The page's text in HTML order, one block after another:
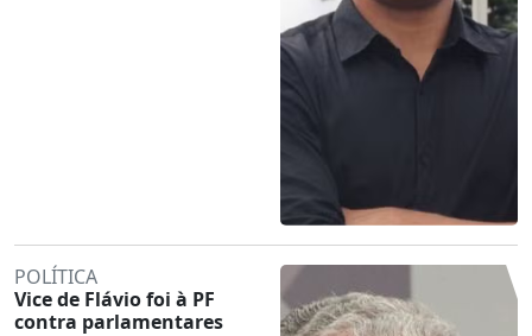
POLÍTICA
Vice de Flávio foi à PF
contra parlamentares